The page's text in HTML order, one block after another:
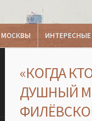
«КОГДА
ДУШНЫЙ